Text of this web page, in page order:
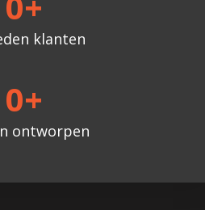
klanten
0+
ontworpen